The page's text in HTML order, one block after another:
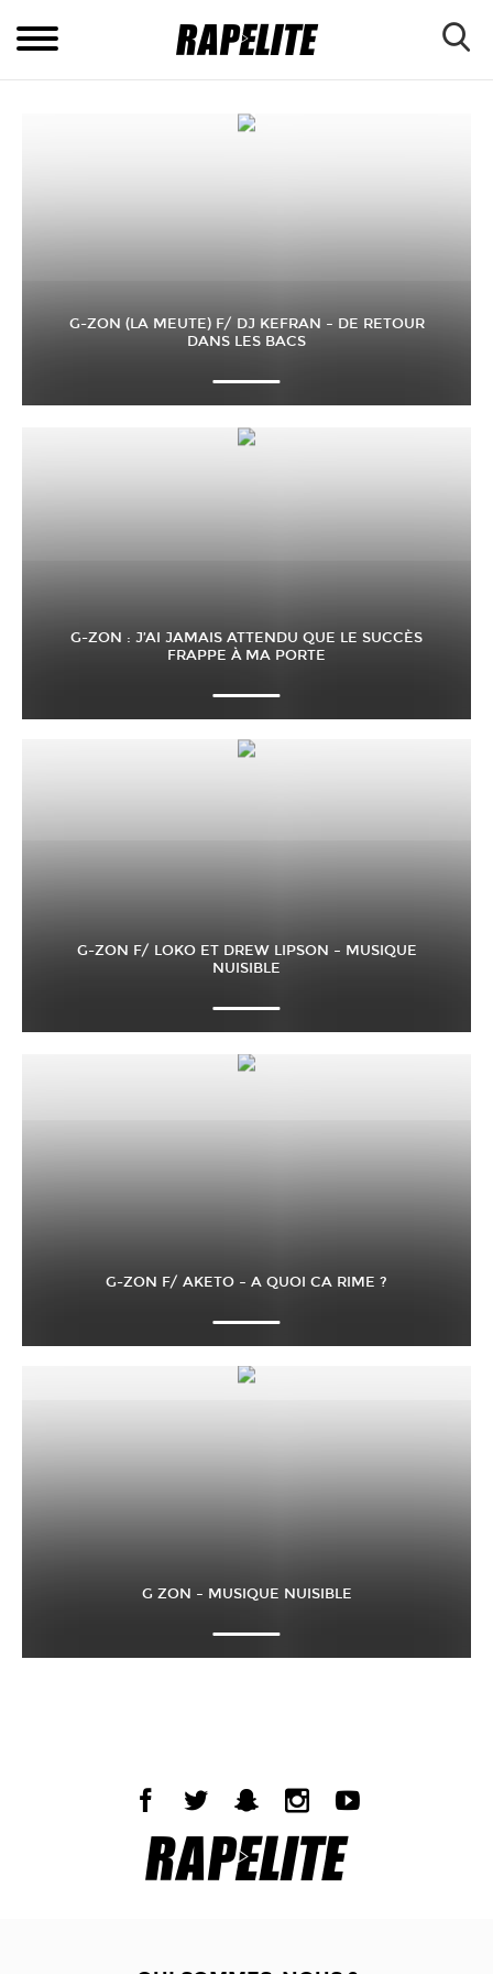
G-ZON (LA MEUTE) F/ DJ KEFRAN – DE RETOUR
DANS LES BACS
G-ZON : J’AI JAMAIS ATTENDU QUE LE SUCCÈS
FRAPPE À MA PORTE
G-ZON F/ LOKO ET DREW LIPSON – MUSIQUE
NUISIBLE
G-ZON F/ AKETO – A QUOI CA RIME ?
G ZON – MUSIQUE NUISIBLE